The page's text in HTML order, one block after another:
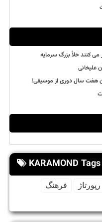
می کنند خلأ بزرگ سرمایه
علیخانی
هفت سال دوری از موسیقی!
KARAMOND Tags
رپورتاژ
فرهنگ